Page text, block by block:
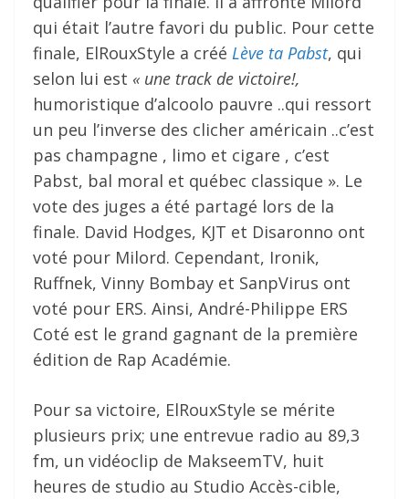
qui était l’autre favori du public. Pour cette
finale, ElRouxStyle a créé Lève ta Pabst, qui
selon lui est « une track de victoire!,
humoristique d’alcoolo pauvre ..qui ressort
un peu l’inverse des clicher américain ..c’est
pas champagne , limo et cigare , c’est
Pabst, bal moral et québec classique ». Le
vote des juges a été partagé lors de la
finale. David Hodges, KJT et Disaronno ont
voté pour Milord. Cependant, Ironik,
Ruffnek, Vinny Bombay et SanpVirus ont
voté pour ERS. Ainsi, André-Philippe ERS
Coté est le grand gagnant de la première
édition de Rap Académie.
Pour sa victoire, ElRouxStyle se mérite
plusieurs prix; une entrevue radio au 89,3
fm, un vidéoclip de MakseemTV, huit
heures de studio au Studio Accès-cible,